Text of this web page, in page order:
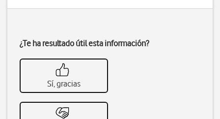
¿Te ha resultado útil esta información?
Sí, gracias